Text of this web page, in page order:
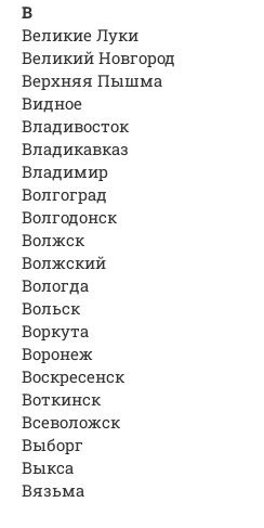
В
Великие Луки
Великий Новгород
Верхняя Пышма
Видное
Владивосток
Владикавказ
Владимир
Волгоград
Волгодонск
Волжск
Волжский
Вологда
Вольск
Воркута
Воронеж
Воскресенск
Воткинск
Всеволожск
Выборг
Выкса
Вязьма